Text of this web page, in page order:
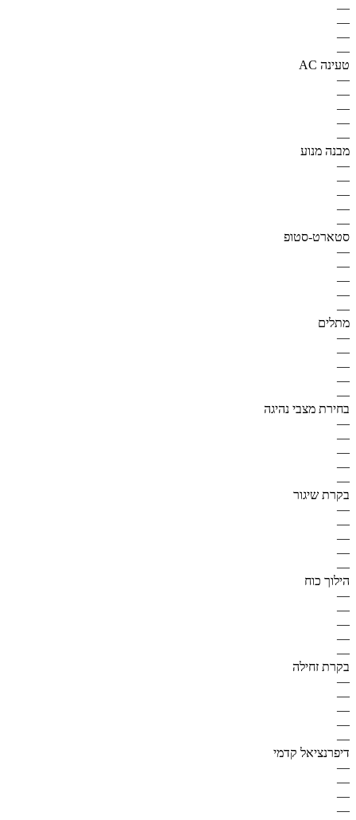
—
—
—
—
טעינה AC
—
—
—
—
—
מבנה מנוע
—
—
—
—
—
סטארט-סטופ
—
—
—
—
—
מתלים
—
—
—
—
—
בחירת מצבי נהיגה
—
—
—
—
—
בקרת שיגור
—
—
—
—
—
הילוך כוח
—
—
—
—
—
בקרת זחילה
—
—
—
—
—
דיפרנציאל קדמי
—
—
—
—